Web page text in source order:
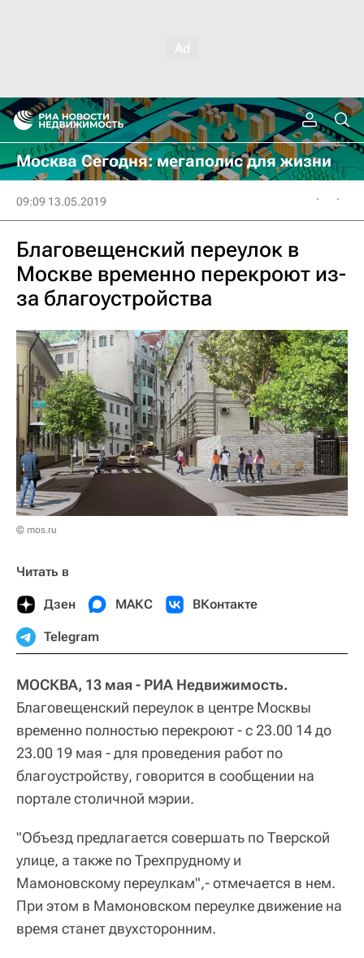
Москва Сегодня: мегаполис для жизни
09:09 13.05.2019
Благовещенский переулок в
Москве временно перекроют из-
за благоустройства
© mos.ru
Читать в
Дзен МАКС ВКонтакте
Telegram
МОСКВА, 13 мая - РИА Недвижимость.
Благовещенский переулок в центре Москвы
временно полностью перекроют - с 23.00 14 до
23.00 19 мая - для проведения работ по
благоустройству, говорится в сообщении на
портале столичной мэрии.
"Объезд предлагается совершать по Тверской
улице, а также по Трехпрудному и
Мамоновскому переулкам",- отмечается в нем.
При этом в Мамоновском переулке движение на
время станет двухсторонним.